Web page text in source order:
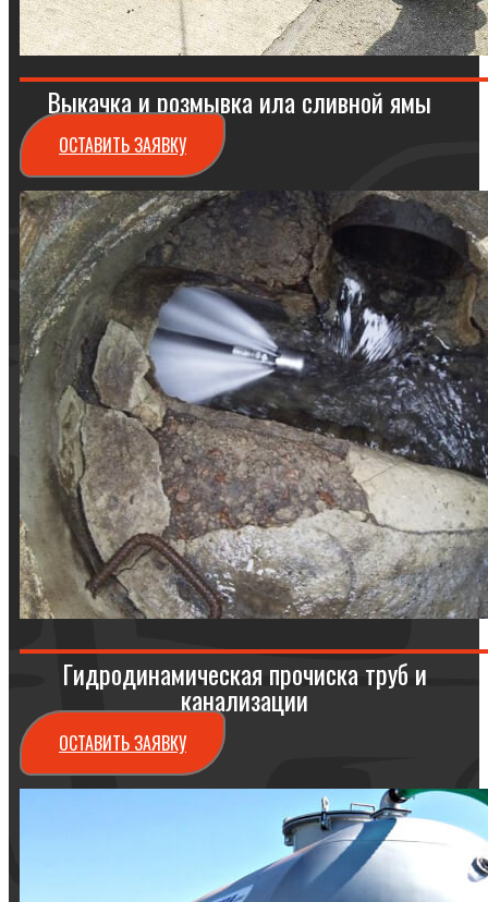
Выкачка и розмывка ила сливной ямы
ОСТАВИТЬ ЗАЯВКУ
Гидродинамическая прочиска труб и
канализации
ОСТАВИТЬ ЗАЯВКУ